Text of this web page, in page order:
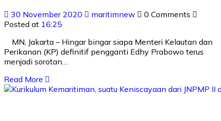
30 November 2020 maritimnew
0 Comments
Posted at 16:25
MN, Jakarta – Hingar bingar siapa Menteri Kelautan dan
Perikanan (KP) definitif pengganti Edhy Prabowo terus
menjadi sorotan…
Read More